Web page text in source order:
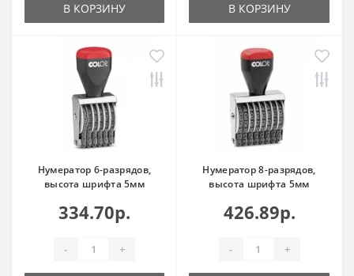
В КОРЗИНУ В КОРЗИНУ
Нумератор 6-разрядов,
высота шрифта 5мм
334.70р.
- +
Нумератор 8-разрядов,
высота шрифта 5мм
426.89р.
- +